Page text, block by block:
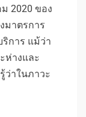
2020 ของ
มาตรการ
การ แม้ว่า
ห่างและ
ว่าในภาวะ